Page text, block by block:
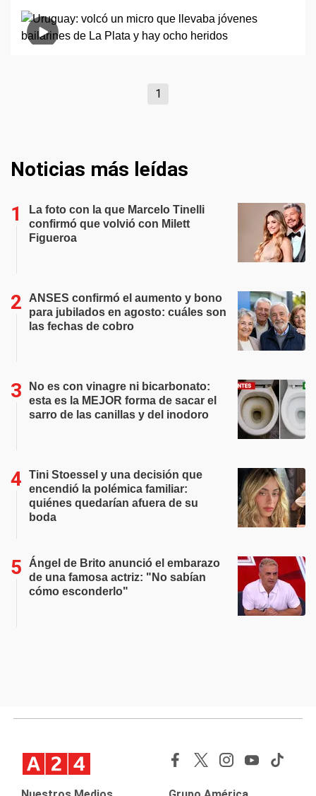
1
Noticias más leídas
La foto con la que Marcelo Tinelli
confirmó que volvió con Milett
Figueroa
ANSES confirmó el aumento y bono
para jubilados en agosto: cuáles son
las fechas de cobro
No es con vinagre ni bicarbonato:
esta es la MEJOR forma de sacar el
sarro de las canillas y del inodoro
Tini Stoessel y una decisión que
encendió la polémica familiar:
quiénes quedarían afuera de su
boda
Ángel de Brito anunció el embarazo
de una famosa actriz: "No sabían
cómo esconderlo"